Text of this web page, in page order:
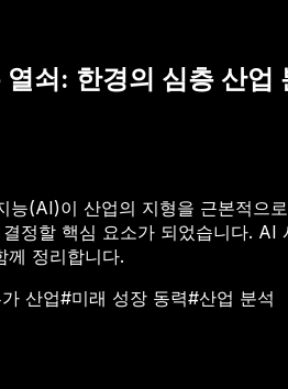
쇠: 한경의 심층 산업
(AI)이 산업의 지형을 근본적으
정할 핵심 요소가 되었습니다. AI
께 정리합니다.
산업#미래 성장 동력#산업 분석